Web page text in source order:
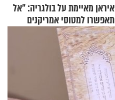
איראן מאיימת על בולגריה: "אל
תאפשרו למטוסי אמריקנים
להמריא מהשטח שלכם"